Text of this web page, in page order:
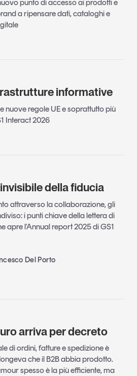
punto di accesso ai prodotti e
a ripensare dati, cataloghi e
informative
nuove regole UE e soprattutto più
Interact 2026
della fiducia
attraverso la collaborazione, gli
i punti chiave della lettera di
apre l'Annual report 2025 di GS1
Del Porto
arriva per decreto
di ordini, fatture e spedizione è
che il B2B abbia prodotto.
spesso è la più efficiente, ma